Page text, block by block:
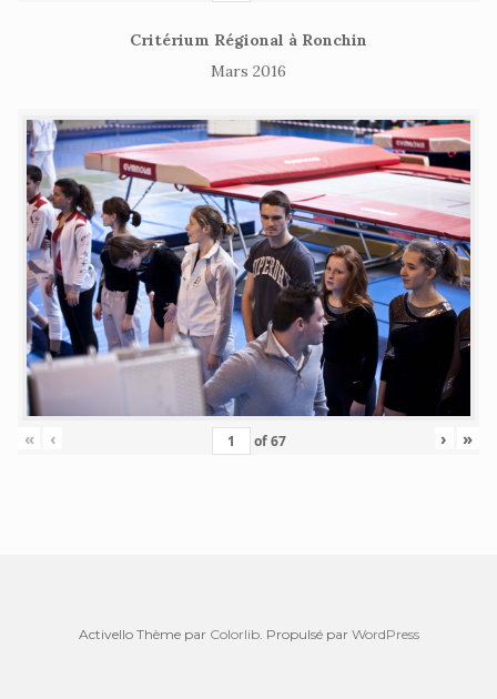
Critérium Régional à Ronchin
Mars 2016
« ‹ of67 › »
Activello Thème par Colorlib. Propulsé par WordPress